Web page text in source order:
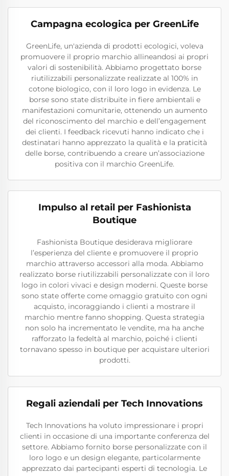
Campagna ecologica per GreenLife
GreenLife, un'azienda di prodotti ecologici, voleva
promuovere il proprio marchio allineandosi ai propri
valori di sostenibilità. Abbiamo progettato borse
riutilizzabili personalizzate realizzate al 100% in
cotone biologico, con il loro logo in evidenza. Le
borse sono state distribuite in fiere ambientali e
manifestazioni comunitarie, ottenendo un aumento
del riconoscimento del marchio e dell’engagement
dei clienti. I feedback ricevuti hanno indicato che i
destinatari hanno apprezzato la qualità e la praticità
delle borse, contribuendo a creare un’associazione
positiva con il marchio GreenLife.
Impulso al retail per Fashionista
Boutique
Fashionista Boutique desiderava migliorare
l’esperienza del cliente e promuovere il proprio
marchio attraverso accessori alla moda. Abbiamo
realizzato borse riutilizzabili personalizzate con il loro
logo in colori vivaci e design moderni. Queste borse
sono state offerte come omaggio gratuito con ogni
acquisto, incoraggiando i clienti a mostrare il
marchio mentre fanno shopping. Questa strategia
non solo ha incrementato le vendite, ma ha anche
rafforzato la fedeltà al marchio, poiché i clienti
tornavano spesso in boutique per acquistare ulteriori
prodotti.
Regali aziendali per Tech Innovations
Tech Innovations ha voluto impressionare i propri
clienti in occasione di una importante conferenza del
settore. Abbiamo fornito borse personalizzate con il
loro logo e un design elegante, particolarmente
apprezzato dai partecipanti esperti di tecnologia. Le